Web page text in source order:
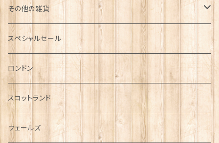
その他の雑貨
ミニカー
チャーム
犬グッズ
傘
スペシャルセール
ロンドン
スコットランド
ウェールズ